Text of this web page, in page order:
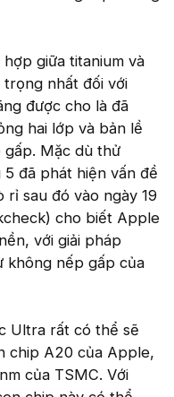
giữa titanium và
nhất đối với
được cho là đã
hai lớp và bản lề
gấp. Mặc dù thử
đã phát hiện vấn đề
sau đó vào ngày 19
cho biết Apple
với giải pháp
không nếp gấp của
Ultra rất có thể sẽ
chip A20 của Apple,
của TSMC. Với